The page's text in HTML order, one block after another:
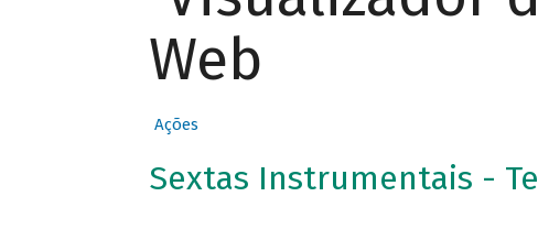
Web
Ações
Sextas Instrumentais -